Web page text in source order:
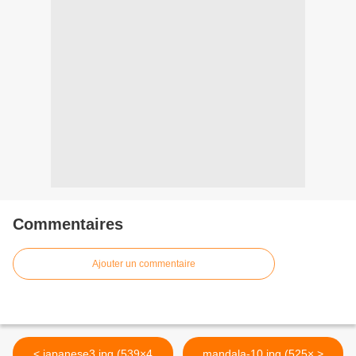
Commentaires
Ajouter un commentaire